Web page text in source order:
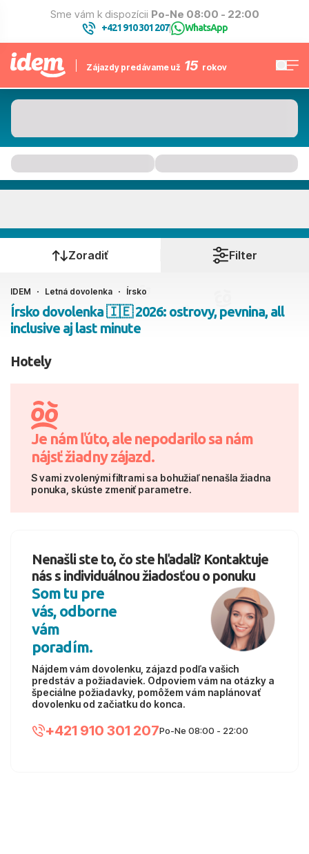
Sme vám k dispozícii Po-Ne 08:00 - 22:00
+421 910 301 207| WhatsApp
Zájazdy predávame už 15 rokov
Kedy cestujete?
Ako cestujete?
Zoradiť Filter
IDEM Letná dovolenka Írsko
Írsko dovolenka 🇮🇪 2026: ostrovy, pevnina, all
inclusive aj last minute
Hotely
Je nám ľúto, ale nepodarilo sa nám
nájsť žiadny zájazd.
S vami zvolenými filtrami sa bohužiaľ nenašla žiadna
ponuka, skúste zmeniť parametre.
Nenašli ste to, čo ste hľadali? Kontaktuje
nás s individuálnou žiadosťou o ponuku
Som tu pre
vás, odborne
vám
poradím.
Nájdem vám dovolenku, zájazd podľa vašich
predstáv a požiadaviek. Odpoviem vám na otázky a
špeciálne požiadavky, pomôžem vám naplánovať
dovolenku od začiatku do konca.
+421 910 301 207Po-Ne 08:00 - 22:00